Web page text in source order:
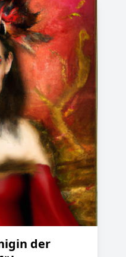
der